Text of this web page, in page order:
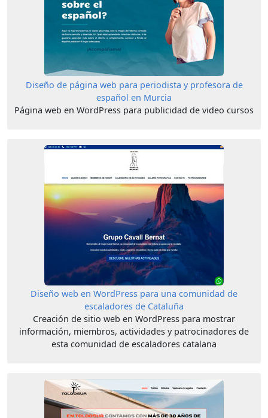
Diseño de página web para periodista y profesora de
español en Murcia
Página web en WordPress para publicidad de video cursos
Diseño web en WordPress para una comunidad de
escaladores de Cataluña
Creación de sitio web en WordPress para mostrar
información, miembros, actividades y patrocinadores de
esta comunidad de escaladores catalana